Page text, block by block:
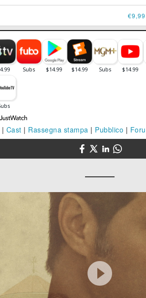
€9,99
| Cast | Rassegna stampa | Pubblico |
